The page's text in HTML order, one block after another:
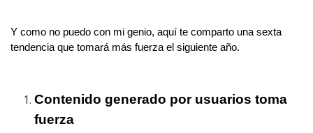
Y como no puedo con mi genio, aquí te comparto una sexta
tendencia que tomará más fuerza el siguiente año.
Contenido generado por usuarios toma
fuerza